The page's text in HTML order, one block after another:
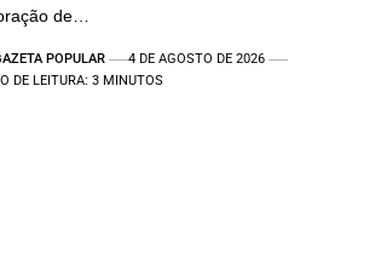
de…
POPULAR
4 DE AGOSTO DE 2026
DE LEITURA: 3 MINUTOS